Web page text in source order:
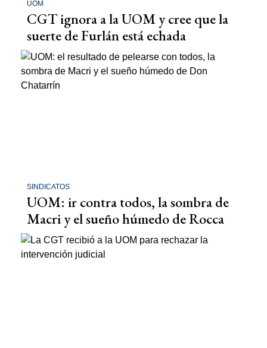
UOM
CGT ignora a la UOM y cree que la
suerte de Furlán está echada
SINDICATOS
UOM: ir contra todos, la sombra de
Macri y el sueño húmedo de Rocca